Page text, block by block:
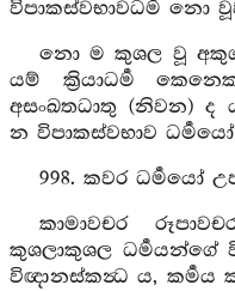
විපාකස්වභාවධර්‍ම නො
නො ම කුශල වූ
යම් ක්‍රියාධර්‍ම
අසංඛතධාතු (නිවන)
න විපාකස්වභාව
998. කවර ධර්‍මයෝ
කාමාවචර
කුශලාකුශල ධර්‍මයන්ගේ
විඥානස්කන්‍ධ ය,